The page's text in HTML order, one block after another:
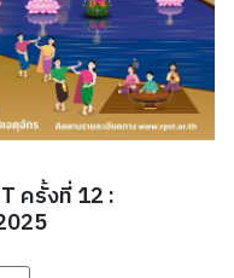
ครั้งที่ 12 :